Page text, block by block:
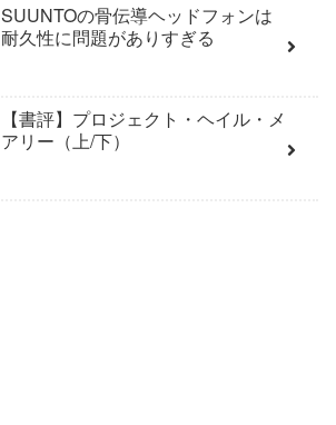
SUUNTOの骨伝導ヘッドフォンは
耐久性に問題がありすぎる
【書評】プロジェクト・ヘイル・メ
アリー（上/下）